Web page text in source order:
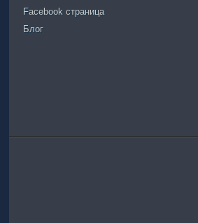
Facebook страница
Блог